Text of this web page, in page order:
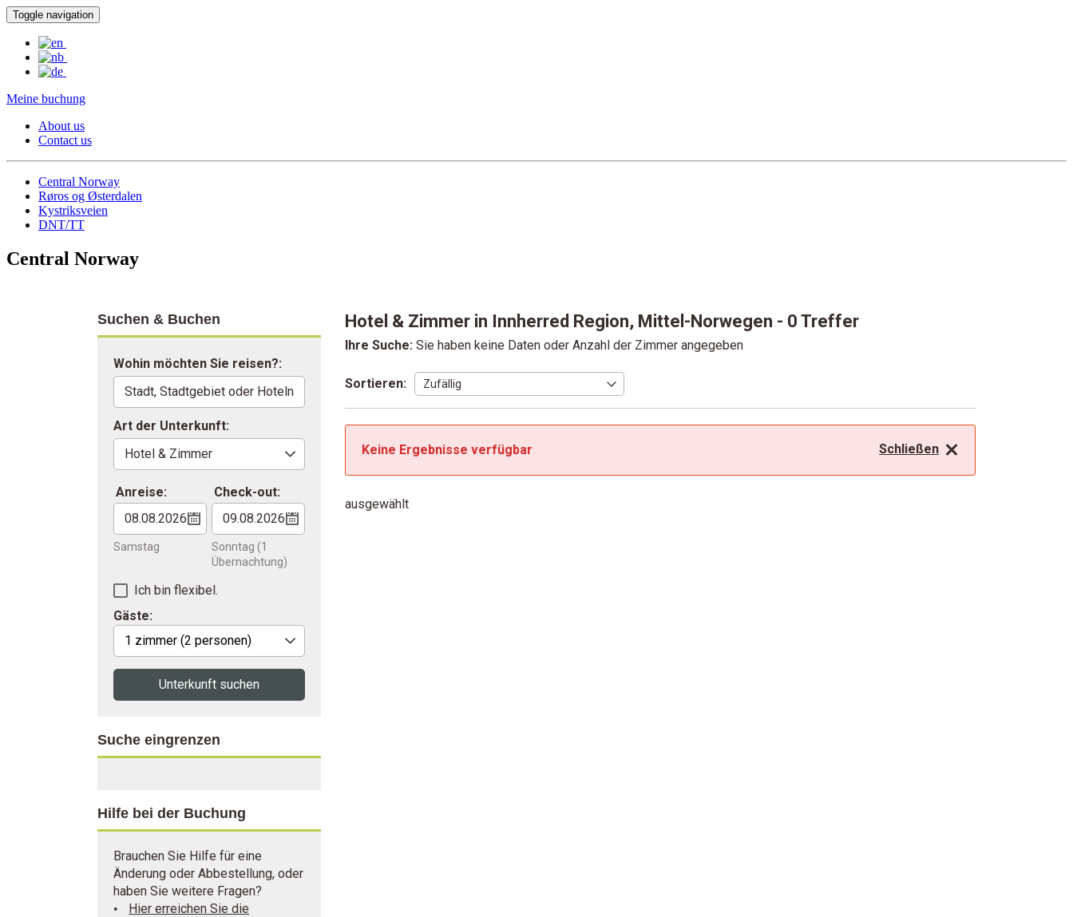
Toggle navigation
Meine buchung
About us
Contact us
Central Norway
Røros og Østerdalen
Kystriksveien
DNT/TT
Central Norway
Hotel & Zimmer in Innherred Region, Mittel-Norwegen - 0 Treffer
Ihre Suche: Sie haben keine Daten oder Anzahl der Zimmer angegeben
Sortieren:
Schließen
Keine Ergebnisse verfügbar
ausgewählt
Suchen & Buchen
Wohin möchten Sie reisen?:
Art der Unterkunft:
Anreise:
Samstag
Check-out:
Sonntag (1
Übernachtung)
Ich bin flexibel.
Gäste:
1 zimmer (2 personen)
Unterkunft suchen
Suche eingrenzen
Hilfe bei der Buchung
Brauchen Sie Hilfe für eine
Änderung oder Abbestellung, oder
haben Sie weitere Fragen?
Hier erreichen Sie die